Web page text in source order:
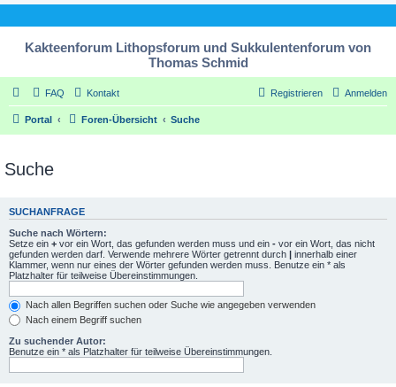
Kakteenforum Lithopsforum und Sukkulentenforum von
Thomas Schmid
FAQ Kontakt Anmelden
Registrieren
Portal Foren-Übersicht Suche
Suche
SUCHANFRAGE
Suche nach Wörtern:
Setze ein + vor ein Wort, das gefunden werden muss und ein - vor ein Wort, das nicht
gefunden werden darf. Verwende mehrere Wörter getrennt durch | innerhalb einer
Klammer, wenn nur eines der Wörter gefunden werden muss. Benutze ein * als
Platzhalter für teilweise Übereinstimmungen.
Nach allen Begriffen suchen oder Suche wie angegeben verwenden
Nach einem Begriff suchen
Zu suchender Autor:
Benutze ein * als Platzhalter für teilweise Übereinstimmungen.